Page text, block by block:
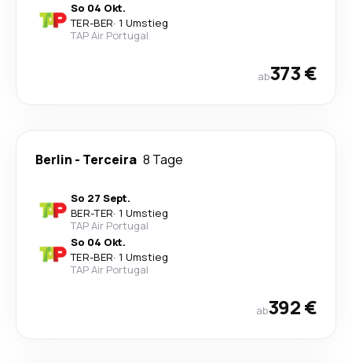
So 04 Okt.
TER-BER· 1 Umstieg
TAP Air Portugal
ab373 €
Berlin - Terceira 8 Tage
So 27 Sept.
BER-TER· 1 Umstieg
TAP Air Portugal
So 04 Okt.
TER-BER· 1 Umstieg
TAP Air Portugal
ab392 €